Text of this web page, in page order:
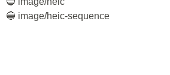
🔵 image/heic-sequence